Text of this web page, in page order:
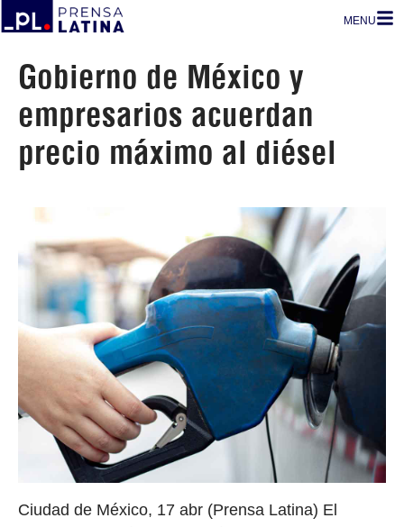
MENU
Gobierno de México y
empresarios acuerdan
precio máximo al diésel
Ciudad de México, 17 abr (Prensa Latina) El